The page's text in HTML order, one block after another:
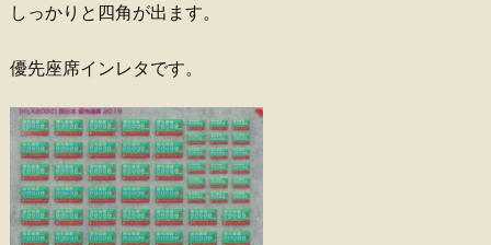
しっかりと四角が出ます。
優先座席インレタです。